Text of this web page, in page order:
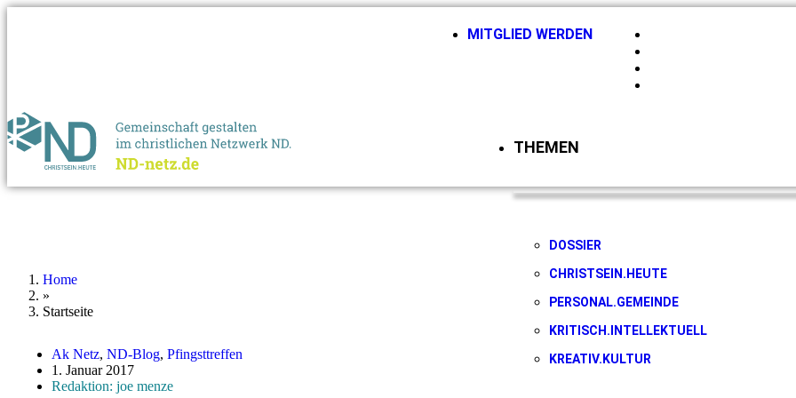
MITGLIED WERDEN
THEMEN
DOSSIER
CHRISTSEIN.HEUTE
PERSONAL.GEMEINDE
KRITISCH.INTELLEKTUELL
KREATIV.KULTUR
Home
»
Startseite
Ak Netz, ND-Blog, Pfingsttreffen
1. Januar 2017
Redaktion: joe menze